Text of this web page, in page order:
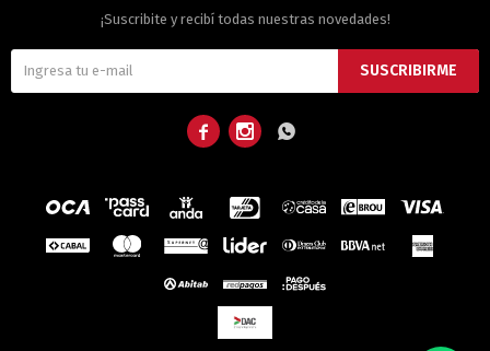
¡Suscribite y recibí todas nuestras novedades!
SUSCRIBIRME
  